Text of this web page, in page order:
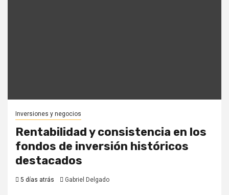
Inversiones y negocios
Rentabilidad y consistencia en los
fondos de inversión históricos
destacados
5 días atrás Gabriel Delgado